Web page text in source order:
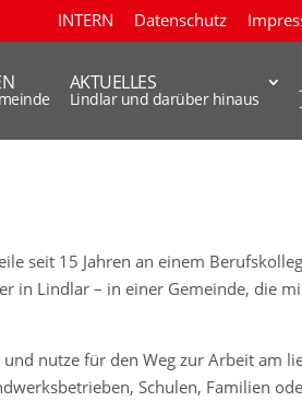
INTERN Datenschutz
AKTUELLES
Lindlar und darüber hinaus
seit 15 Jahren an einem
in Lindlar – in einer Gemeinde, die
nutze für den Weg zur Arbeit am
Schulen, Familien